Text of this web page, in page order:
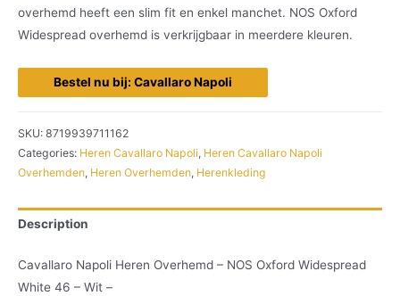
overhemd heeft een slim fit en enkel manchet. NOS Oxford
Widespread overhemd is verkrijgbaar in meerdere kleuren.
Bestel nu bij: Cavallaro Napoli
SKU: 8719939711162
Categories: Heren Cavallaro Napoli, Heren Cavallaro Napoli
Overhemden, Heren Overhemden, Herenkleding
Description
Cavallaro Napoli Heren Overhemd – NOS Oxford Widespread
White 46 – Wit –